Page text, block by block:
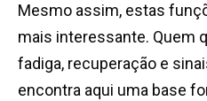
Mesmo assim, estas
mais interessante. Quem
fadiga, recuperação e
encontra aqui uma base